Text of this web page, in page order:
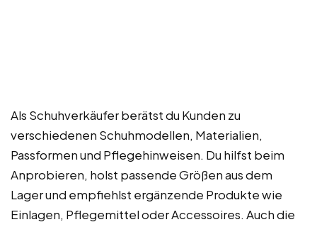
Als Schuhverkäufer berätst du Kunden zu
verschiedenen Schuhmodellen, Materialien,
Passformen und Pflegehinweisen. Du hilfst beim
Anprobieren, holst passende Größen aus dem
Lager und empfiehlst ergänzende Produkte wie
Einlagen, Pflegemittel oder Accessoires. Auch die